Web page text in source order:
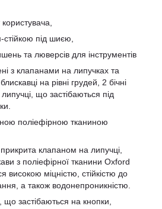
під шиєю,
та люверсів для інструментів
з клапанами на липучках та
на рівні грудей, 2 бічні
що застібаються під
поліефірною тканиною
клапаном на липучці,
з поліефірної тканини Oxford
високою міцністю, стійкістю до
а також водонепроникністю.
застібаються на кнопки,